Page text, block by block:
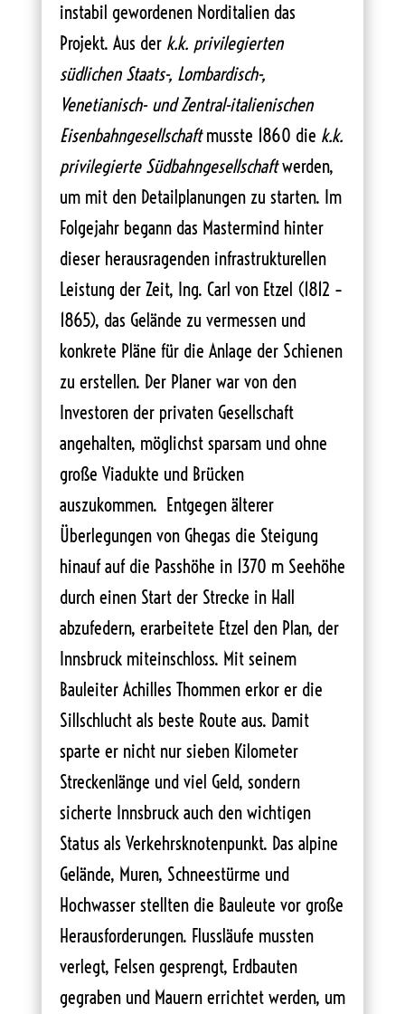
instabil gewordenen Norditalien das
Projekt. Aus der k.k. privilegierten
südlichen Staats-, Lombardisch-,
Venetianisch- und Zentral-italienischen
Eisenbahngesellschaftmusste 1860 die k.k.
privilegierte Südbahngesellschaftwerden,
um mit den Detailplanungen zu starten. Im
Folgejahr begann das Mastermind hinter
dieser herausragenden infrastrukturellen
Leistung der Zeit, Ing. Carl von Etzel (1812 –
1865), das Gelände zu vermessen und
konkrete Pläne für die Anlage der Schienen
zu erstellen. Der Planer war von den
Investoren der privaten Gesellschaft
angehalten, möglichst sparsam und ohne
große Viadukte und Brücken
auszukommen. Entgegen älterer
Überlegungen von Ghegas die Steigung
hinauf auf die Passhöhe in 1370 m Seehöhe
durch einen Start der Strecke in Hall
abzufedern, erarbeitete Etzel den Plan, der
Innsbruck miteinschloss. Mit seinem
Bauleiter Achilles Thommen erkor er die
Sillschlucht als beste Route aus. Damit
sparte er nicht nur sieben Kilometer
Streckenlänge und viel Geld, sondern
sicherte Innsbruck auch den wichtigen
Status als Verkehrsknotenpunkt. Das alpine
Gelände, Muren, Schneestürme und
Hochwasser stellten die Bauleute vor große
Herausforderungen. Flussläufe mussten
verlegt, Felsen gesprengt, Erdbauten
gegraben und Mauern errichtet werden, um